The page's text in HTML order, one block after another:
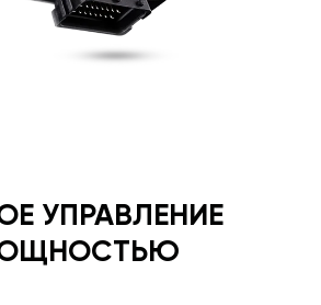
УПРАВЛЕНИЕ